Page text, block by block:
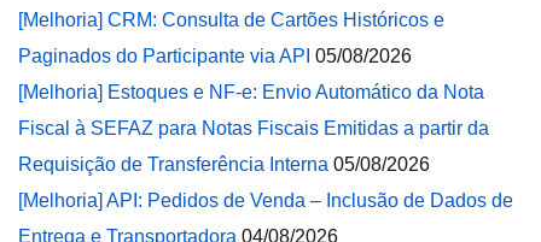
[Melhoria] CRM: Consulta de Cartões Históricos e
Paginados do Participante via API 05/08/2026
[Melhoria] Estoques e NF-e: Envio Automático da Nota
Fiscal à SEFAZ para Notas Fiscais Emitidas a partir da
Requisição de Transferência Interna 05/08/2026
[Melhoria] API: Pedidos de Venda – Inclusão de Dados de
Entrega e Transportadora 04/08/2026